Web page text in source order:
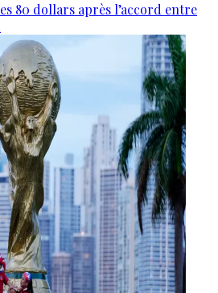
80 dollars après l’accord entre